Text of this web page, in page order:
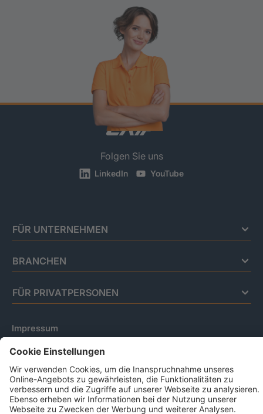
Folgen Sie uns
LinkedIn YouTube
FÜR UNTERNEHMEN
BRANCHEN
FÜR PRIVATPERSONEN
Impressum
Code Of Conduct
AGB Für Leistungen Im Risiko- Und
Chancenmanagement
AGB Für Data And Marketing Solutions
Business Ethics Policy